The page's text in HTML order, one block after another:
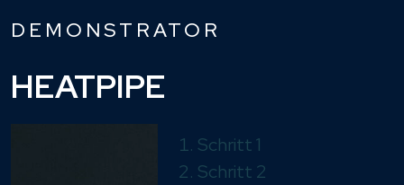
DEMONSTRATOR
HEATPIPE
Schritt 1
Schritt 2